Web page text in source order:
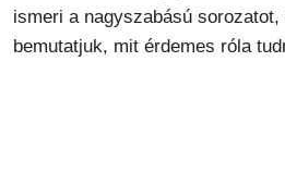
ismeri a nagyszabású
bemutatjuk, mit érdemes róla